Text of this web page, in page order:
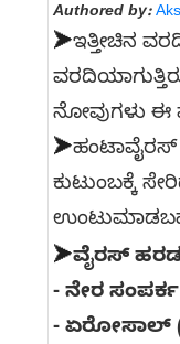
Authored by:
➤ಇತ್ತೀಚಿನ
ನೋವುಗಳು ಈ
➤
ಕುಟುಂಬಕ್ಕೆ
➤ವೈರಸ್
- ನೇರ
- ಏರೋಸಾಲ್